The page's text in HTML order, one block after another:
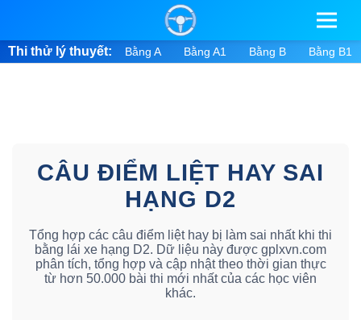
Thi thử lý thuyết: Bằng A Bằng A1 Bằng B Bằng B1
CÂU ĐIỂM LIỆT HAY SAI
HẠNG D2
Tổng hợp các câu điểm liệt hay bị làm sai nhất khi thi
bằng lái xe hạng D2. Dữ liệu này được gplxvn.com
phân tích, tổng hợp và cập nhật theo thời gian thực
từ hơn 50.000 bài thi mới nhất của các học viên
khác.